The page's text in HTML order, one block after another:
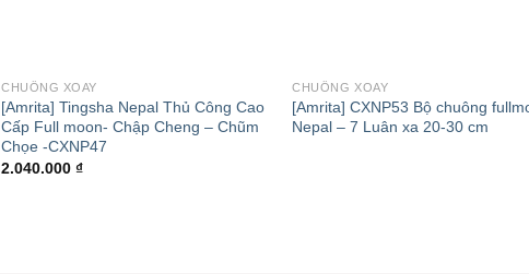
CHUÔNG XOAY
[Amrita] Tingsha Nepal Thủ Công Cao
Cấp Full moon- Chập Cheng – Chũm
Chọe -CXNP47
2.040.000₫
CHUÔNG XOAY
[Amrita] CXNP53 Bộ chuông
Nepal – 7 Luân xa 20-30 cm